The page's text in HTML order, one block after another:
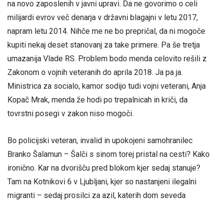
na novo zaposlenih v javni upravi. Da ne govorimo o celi
milijardi evrov več denarja v državni blagajni v letu 2017,
napram letu 2014. Nihče me ne bo prepričal, da ni mogoče
kupiti nekaj deset stanovanj za take primere. Pa še tretja
umazanija Vlade RS. Problem bodo menda celovito rešili z
Zakonom o vojnih veteranih do aprila 2018. Ja pa ja.
Ministrica za socialo, kamor sodijo tudi vojni veterani, Anja
Kopač Mrak, menda že hodi po trepalnicah in kriči, da
tovrstni posegi v zakon niso mogoči.
Bo policijski veteran, invalid in upokojeni samohranilec
Branko Šalamun – Šalči s sinom torej pristal na cesti? Kako
ironično. Kar na dvorišču pred blokom kjer sedaj stanuje?
Tam na Kotnikovi 6 v Ljubljani, kjer so nastanjeni ilegalni
migranti – sedaj prosilci za azil, katerih dom seveda